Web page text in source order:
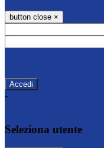
button close ×
-
Seleziona utente